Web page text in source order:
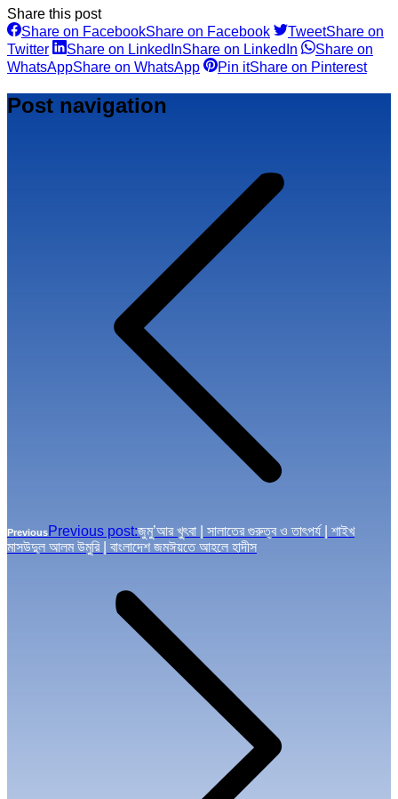
Share this post
Share on FacebookShare on Facebook TweetShare on
Twitter
Share on LinkedInShare on LinkedIn
Share on
WhatsAppShare on WhatsApp Pin itShare on Pinterest
Post navigation
PreviousPrevious post:জুমু’আর খুৎবা | সালাতের গুরুত্ব ও তাৎপর্য | শাইখ
মাসউদুল আলম উমুরি | বাংলাদেশ জমঈয়তে আহলে হাদীস